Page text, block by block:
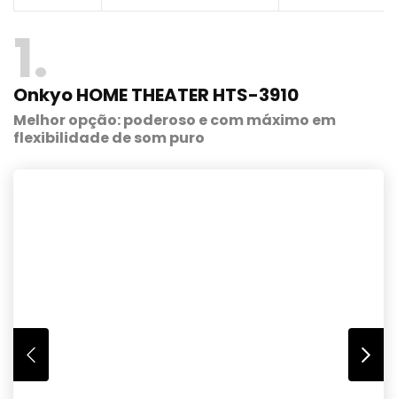
1
Onkyo HOME THEATER HTS-3910
Melhor opção: poderoso e com máximo em
flexibilidade de som puro